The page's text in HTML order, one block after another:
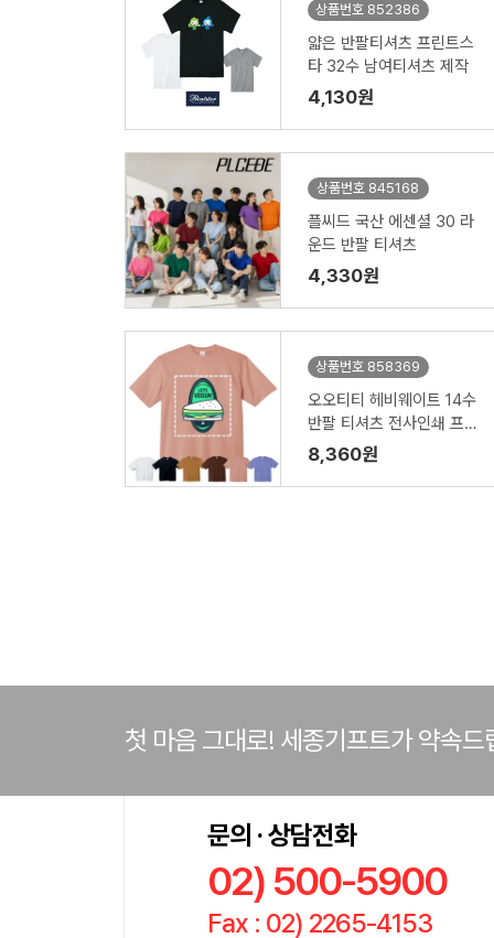
상품번호 852386
얇은 반팔티셔츠 프린트스
타 32수 남여티셔츠 제작
4,130원
상품번호 845168
플씨드 국산 에센셜 30 라
운드 반팔 티셔츠
4,330원
상품번호 858369
오오티티 헤비웨이트 14수
반팔 티셔츠 전사인쇄 프린
트스타
8,360원
첫 마음 그대로! 세종기프트가 약속드
문의 · 상담전화
02) 500-5900
Fax : 02) 2265-4153